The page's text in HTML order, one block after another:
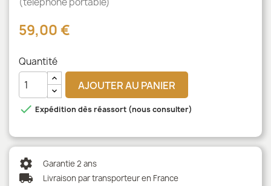
59,00 €
Quantité
AJOUTER AU PANIER
 Expédition dès réassort (nous consulter)
settings Garantie 2 ans
local_shipping Livraison par transporteur en France